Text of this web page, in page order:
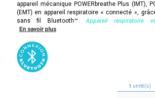
appareil mécanique POWERbreathe Plus (IMT),
(EMT) en appareil respiratoire « connecté »,
sans fil Bluetooth™.Appareil respiratoire
En savoir plus
1 unité(s)